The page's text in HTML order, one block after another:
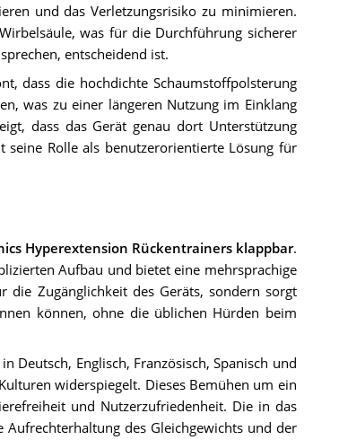
und das Verletzungsrisiko zu minimieren.
was für die Durchführung sicherer
entscheidend ist.
dass die hochdichte Schaumstoffpolsterung
was zu einer längeren Nutzung im Einklang
dass das Gerät genau dort Unterstützung
Rolle als benutzerorientierte Lösung für
Hyperextension Rückentrainers klappbar.
Aufbau und bietet eine mehrsprachige
die Zugänglichkeit des Geräts, sondern sorgt
können, ohne die üblichen Hürden beim
Deutsch, Englisch, Französisch, Spanisch und
widerspiegelt. Dieses Bemühen um ein
und Nutzerzufriedenheit. Die in das
des Gleichgewichts und der